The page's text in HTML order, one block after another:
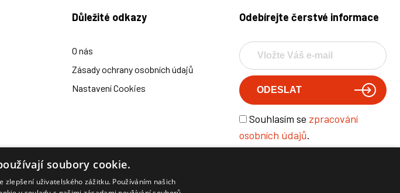
Důležité odkazy
O nás
Zásady ochrany osobních údajů
Nastavení Cookies
Odebírejte čerstvé informace
Souhlasím se zpracování
osobních údajů.
Otevírací doba: Radek Svoboda, Štěměchy 139, 675 27 Předín
soubory cookie.
uživatelského zážitku. Používáním našich